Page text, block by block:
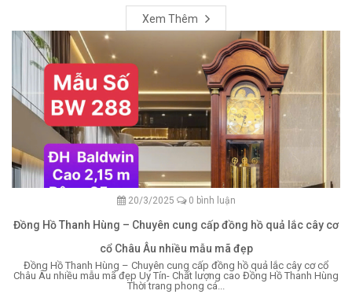
Xem Thêm
20/3/2025 0 bình luận
Đồng Hồ Thanh Hùng – Chuyên cung cấp đồng hồ quả lắc cây cơ
cổ Châu Âu nhiều mẫu mã đẹp
Đồng Hồ Thanh Hùng – Chuyên cung cấp đồng hồ quả lắc cây cơ cổ
Châu Âu nhiều mẫu mã đẹp Uy Tín- Chất lượng cao Đồng Hồ Thanh Hùng
Thời trang phong cá...